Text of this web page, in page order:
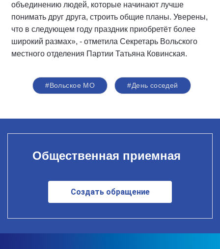
объединению людей, которые начинают лучше
понимать друг друга, строить общие планы. Уверены,
что в следующем году праздник приобретёт более
широкий размах», - отметила Секретарь Вольского
местного отделения Партии Татьяна Ковинская.
#Вольское МО #День соседей
Общественная приемная
Создать обращение